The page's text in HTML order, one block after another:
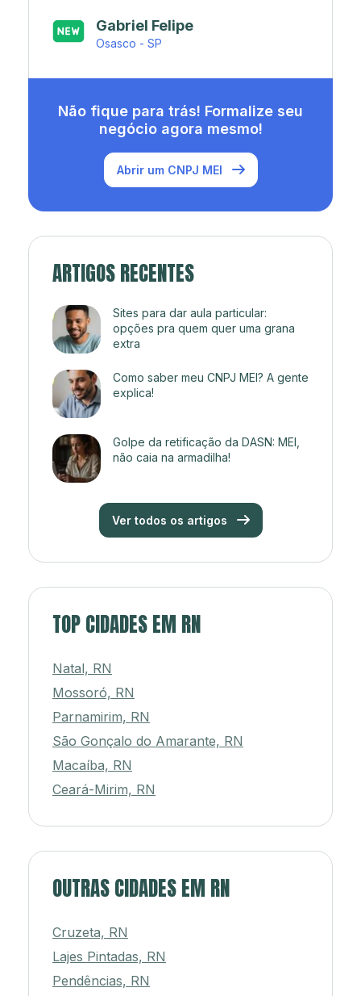
Japa’s açaí e sorveteria
Rio de Janeiro - RJ
Não fique para trás! Formalize seu
negócio agora mesmo!
Abrir um CNPJ MEI
ARTIGOS RECENTES
Sites para dar aula particular:
opções pra quem quer uma grana
extra
Como saber meu CNPJ MEI? A gente
explica!
Golpe da retificação da DASN: MEI,
não caia na armadilha!
Ver todos os artigos
TOP CIDADES EM RN
Natal, RN
Mossoró, RN
Parnamirim, RN
São Gonçalo do Amarante, RN
Macaíba, RN
Ceará-Mirim, RN
OUTRAS CIDADES EM RN
Cruzeta, RN
Lajes Pintadas, RN
Pendências, RN